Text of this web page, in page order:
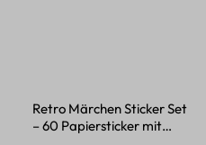
Retro Märchen Sticker Set
– 60 Papiersticker mit